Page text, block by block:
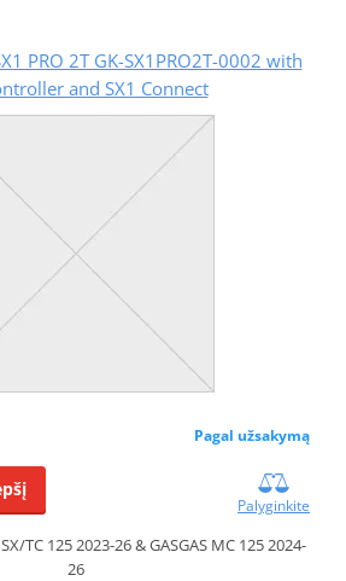
PRO 2T GK-SX1PRO2T-0002 with
and SX1 Connect
Pagal užsakymą
Palyginkite
TC 125 2023-26 & GASGAS MC 125 2024-
26